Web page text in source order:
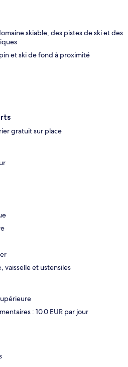
skiable, des pistes de ski et des
et ski de fond à proximité
gratuit sur place
vaisselle et ustensiles
: 10.0 EUR par jour